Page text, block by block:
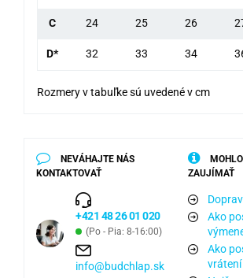
C 24 25 26
D* 32 33 34
Rozmery v tabuľke sú uvedené v cm
NEVÁHAJTE NÁS
KONTAKTOVAŤ
+421 48 26 01 020
(Po - Pia: 8-16:00)
info@budchlap.sk
ZAUJÍMAŤ
Ako
Ako